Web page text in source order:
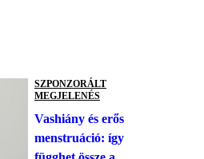
SZPONZORÁLT
MEGJELENÉS
Vashiány és erős
menstruáció: így